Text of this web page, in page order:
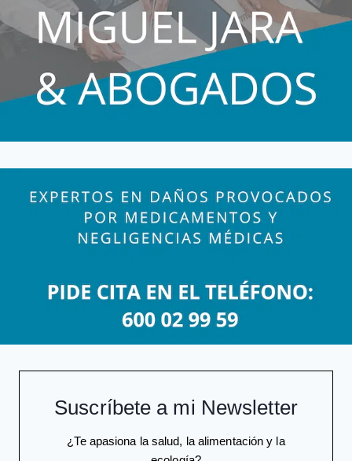
POSIBLE
«NEGOCIO
DEL
ÉBOLA»
Suscríbete a mi Newsletter
¿Te apasiona la salud, la alimentación y la